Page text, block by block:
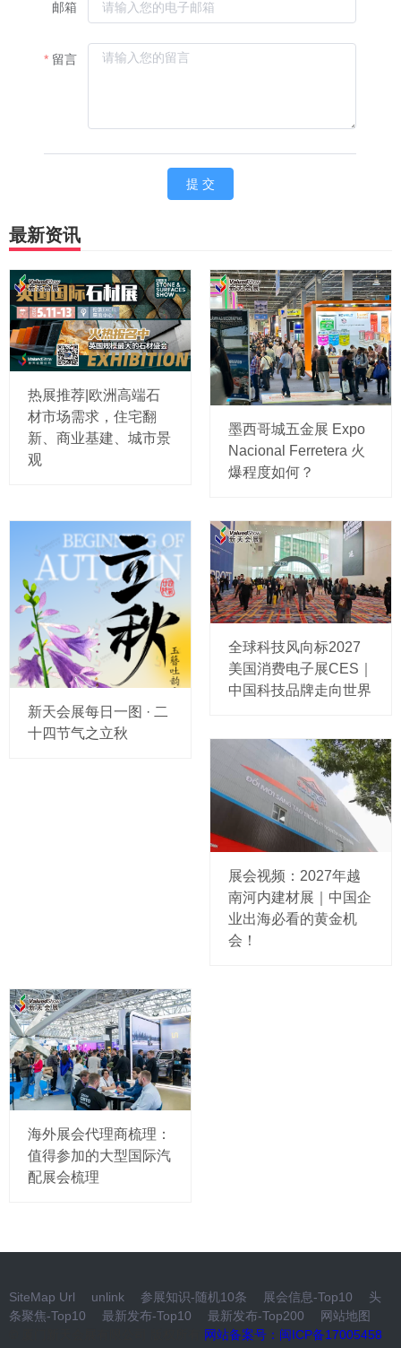
最新资讯
热展推荐|欧洲高端石
材市场需求，住宅翻
新、商业基建、城市景
观
墨西哥城五金展 Expo
Nacional Ferretera 火
爆程度如何？
新天会展每日一图 · 二
十四节气之立秋
全球科技风向标2027
美国消费电子展CES｜
中国科技品牌走向世界
展会视频：2027年越
南河内建材展｜中国企
业出海必看的黄金机
会！
海外展会代理商梳理：
值得参加的大型国际汽
配展会梳理
SiteMap Url unlink 参展知识-随机10条 展会信息-Top10
头
条聚焦-Top10
最新发布-Top10 最新发布-Top200
网站地图
网站备案号：闽ICP备17005458